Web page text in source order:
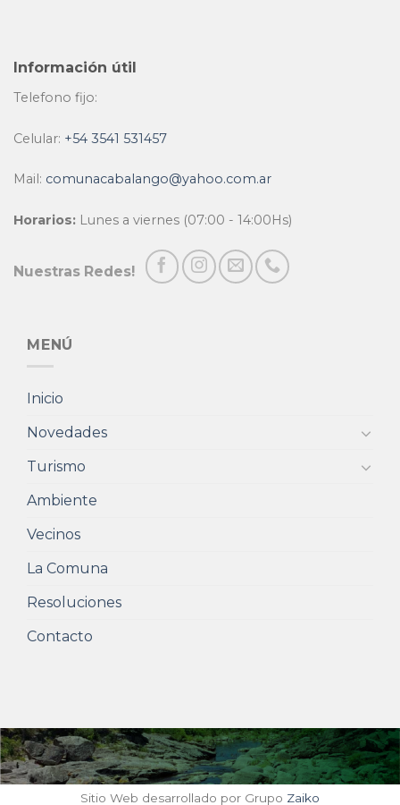
Información útil
Telefono fijo:
Celular: +54 3541 531457
Mail: comunacabalango@yahoo.com.ar
Horarios: Lunes a viernes (07:00 - 14:00Hs)
Nuestras Redes!
MENÚ
Inicio
Novedades
Turismo
Ambiente
Vecinos
La Comuna
Resoluciones
Contacto
Sitio Web desarrollado por Grupo Zaiko